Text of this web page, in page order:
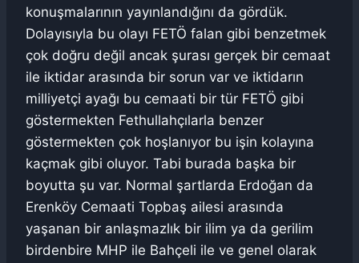
konuşmalarının yayınlandığını da gördük.
Dolayısıyla bu olayı FETÖ falan gibi benzetmek
çok doğru değil ancak şurası gerçek bir cemaat
ile iktidar arasında bir sorun var ve iktidarın
milliyetçi ayağı bu cemaati bir tür FETÖ gibi
göstermekten Fethullahçılarla benzer
göstermekten çok hoşlanıyor bu işin kolayına
kaçmak gibi oluyor. Tabi burada başka bir
boyutta şu var. Normal şartlarda Erdoğan da
Erenköy Cemaati Topbaş ailesi arasında
yaşanan bir anlaşmazlık bir ilim ya da gerilim
birdenbire MHP ile Bahçeli ile ve genel olarak